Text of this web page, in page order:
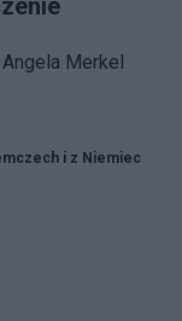
Merkel
i z Niemiec